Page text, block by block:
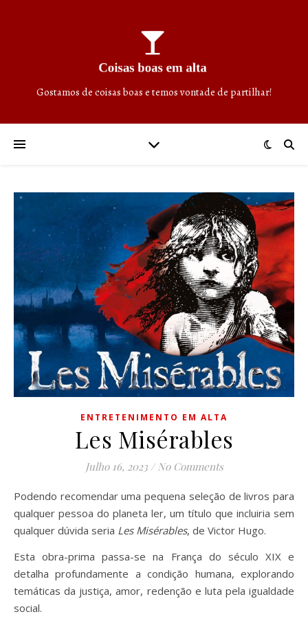
Gostamos de coisas boas e temos vontade de partilhar!
ENTRETENIMENTO EM ALTA
Les Misérables
Julho 16, 2023 / No Comments
Podendo recomendar uma pequena seleção de livros para
qualquer pessoa do planeta ler, um título que incluiria sem
qualquer dúvida seria Les Misérables, de Victor Hugo.
Esta obra-prima passa-se na França do século XIX e
detalha profundamente a condição humana, explorando
temáticas da justiça, amor, redenção e luta pela igualdade
social.